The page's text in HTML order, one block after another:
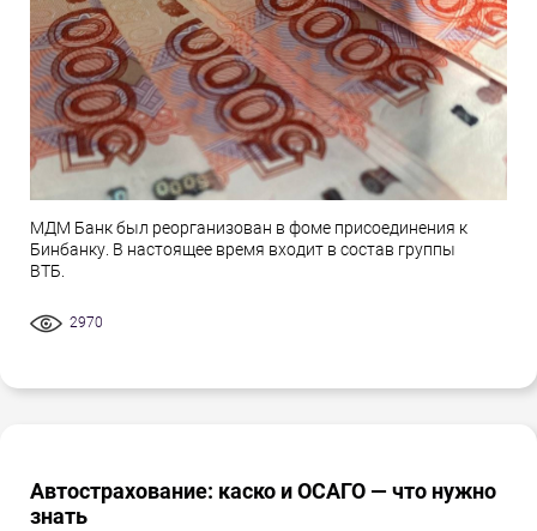
МДМ Банк был реорганизован в фоме присоединения к
Бинбанку. В настоящее время входит в состав группы
ВТБ.
2970
Автострахование: каско и ОСАГО — что нужно
знать